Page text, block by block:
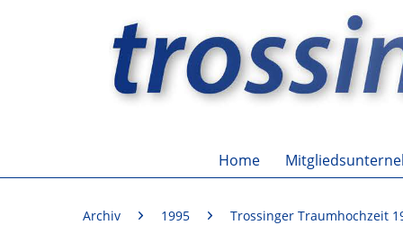
Home
Archiv 1995 Trossinger Traumhochzeit